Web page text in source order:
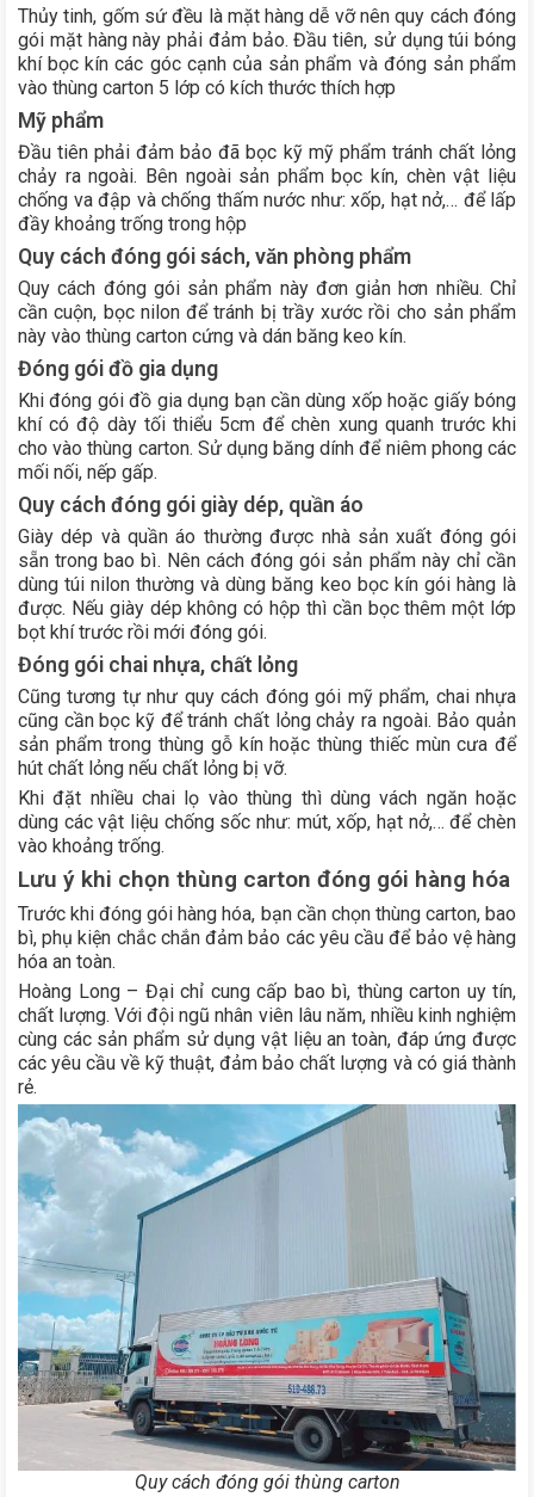
Thủy tinh, gốm sứ đều là mặt hàng dễ vỡ nên quy cách đóng
gói mặt hàng này phải đảm bảo. Đầu tiên, sử dụng túi bóng
khí bọc kín các góc cạnh của sản phẩm và đóng sản phẩm
vào thùng carton 5 lớp có kích thước thích hợp
Mỹ phẩm
Đầu tiên phải đảm bảo đã bọc kỹ mỹ phẩm tránh chất lỏng
chảy ra ngoài. Bên ngoài sản phẩm bọc kín, chèn vật liệu
chống va đập và chống thấm nước như: xốp, hạt nở,… để lấp
đầy khoảng trống trong hộp
Quy cách đóng gói sách, văn phòng phẩm
Quy cách đóng gói sản phẩm này đơn giản hơn nhiều. Chỉ
cần cuộn, bọc nilon để tránh bị trầy xước rồi cho sản phẩm
này vào thùng carton cứng và dán băng keo kín.
Đóng gói đồ gia dụng
Khi đóng gói đồ gia dụng bạn cần dùng xốp hoặc giấy bóng
khí có độ dày tối thiểu 5cm để chèn xung quanh trước khi
cho vào thùng carton. Sử dụng băng dính để niêm phong các
mối nối, nếp gấp.
Quy cách đóng gói giày dép, quần áo
Giày dép và quần áo thường được nhà sản xuất đóng gói
sẵn trong bao bì. Nên cách đóng gói sản phẩm này chỉ cần
dùng túi nilon thường và dùng băng keo bọc kín gói hàng là
được. Nếu giày dép không có hộp thì cần bọc thêm một lớp
bọt khí trước rồi mới đóng gói.
Đóng gói chai nhựa, chất lỏng
Cũng tương tự như quy cách đóng gói mỹ phẩm, chai nhựa
cũng cần bọc kỹ để tránh chất lỏng chảy ra ngoài. Bảo quản
sản phẩm trong thùng gỗ kín hoặc thùng thiếc mùn cưa để
hút chất lỏng nếu chất lỏng bị vỡ.
Khi đặt nhiều chai lọ vào thùng thì dùng vách ngăn hoặc
dùng các vật liệu chống sốc như: mút, xốp, hạt nở,… để chèn
vào khoảng trống.
Lưu ý khi chọn thùng carton đóng gói hàng hóa
Trước khi đóng gói hàng hóa, bạn cần chọn thùng carton, bao
bì, phụ kiện chắc chắn đảm bảo các yêu cầu để bảo vệ hàng
hóa an toàn.
Hoàng Long – Đại chỉ cung cấp bao bì, thùng carton uy tín,
chất lượng. Với đội ngũ nhân viên lâu năm, nhiều kinh nghiệm
cùng các sản phẩm sử dụng vật liệu an toàn, đáp ứng được
các yêu cầu về kỹ thuật, đảm bảo chất lượng và có giá thành
rẻ.
Quy cách đóng gói thùng carton